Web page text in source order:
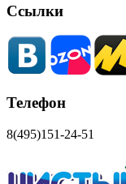
Ссылки
Телефон
8(495)151-24-51